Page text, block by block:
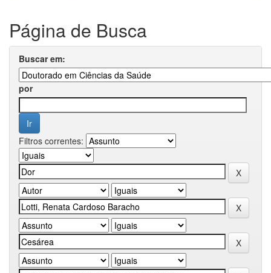
Página de Busca
Buscar em:
por
Filtros correntes: